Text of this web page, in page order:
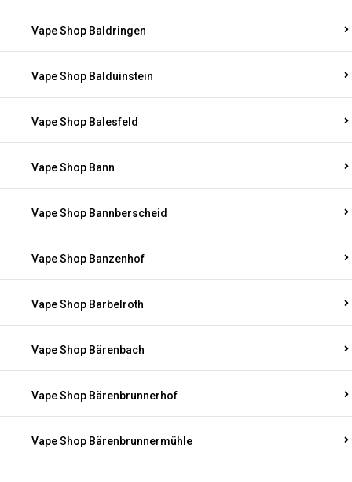
Vape Shop Baldringen
Vape Shop Balduinstein
Vape Shop Balesfeld
Vape Shop Bann
Vape Shop Bannberscheid
Vape Shop Banzenhof
Vape Shop Barbelroth
Vape Shop Bärenbach
Vape Shop Bärenbrunnerhof
Vape Shop Bärenbrunnermühle